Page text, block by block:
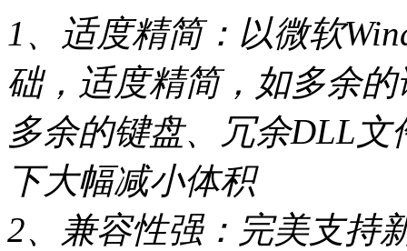
1、适度精简：以微软
础，适度精简，如多余
多余的键盘、冗余DLL
下大幅减小体积
2、兼容性强：完美支持